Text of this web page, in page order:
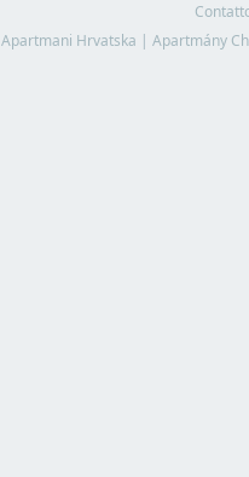
Apartmani Hrvatska | Apartmány